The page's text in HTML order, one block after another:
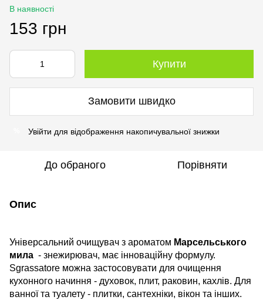
В наявності
153 грн
Купити
Замовити швидко
Увійти для відображення накопичувальної знижки
До обраного Порівняти
Опис
Універсальний очищувач з ароматом Марсельського
мила - знежирювач, має інноваційну формулу.
Sgrassatore можна застосовувати для очищення
кухонного начиння - духовок, плит, раковин, кахлів. Для
ванної та туалету - плитки, сантехніки, вікон та інших.